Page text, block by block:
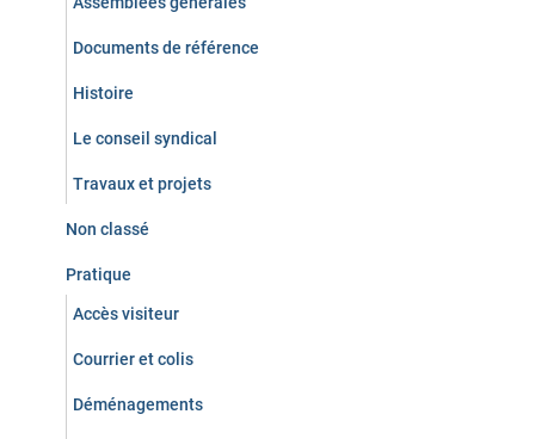
Documents de référence
Histoire
Le conseil syndical
Travaux et projets
Non classé
Pratique
Accès visiteur
Courrier et colis
Déménagements